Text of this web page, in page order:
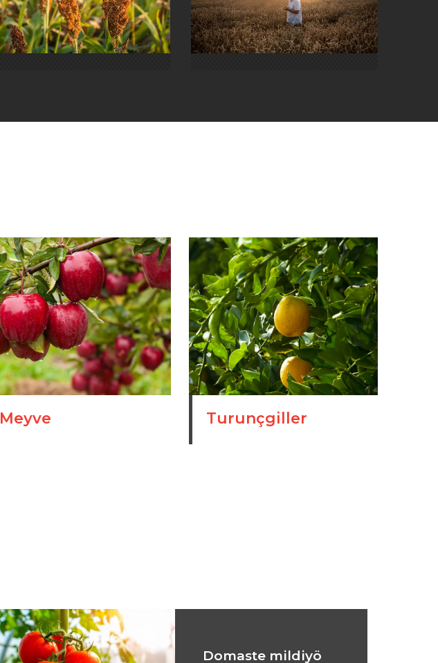
Meyve Turunçgiller
Domaste mildiyö